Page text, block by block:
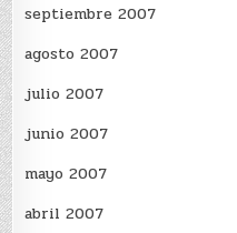
septiembre 2007
agosto 2007
julio 2007
junio 2007
mayo 2007
abril 2007